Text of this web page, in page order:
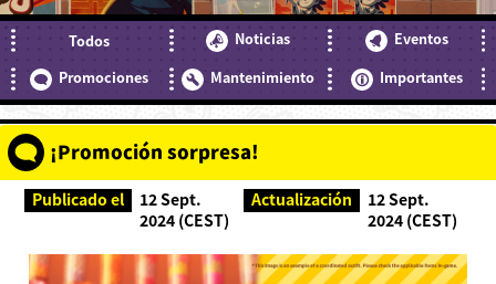
Todos Noticias
Eventos
Promociones
Mantenimiento Importantes
¡Promoción sorpresa!
Publicado el
12 Sept.
2024 (CEST)
Actualización
12 Sept.
2024 (CEST)